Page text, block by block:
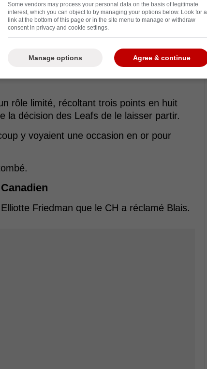
part de Kent Hughes au moment de le
à Laval avait coûté cher : Toronto
rôle limité, récoltant trois points en huit
la décision des Leafs de le laisser partir.
y voyaient une occasion en or pour
Friedman que le CH a réclamé Blais.
Some vendors may process your personal data on the basis of legitimate
interest, which you can object to by managing your options below. Look for a
link at the bottom of this page or in the site menu to manage or withdraw
consent in privacy and cookie settings.
Agree & continue
Manage options